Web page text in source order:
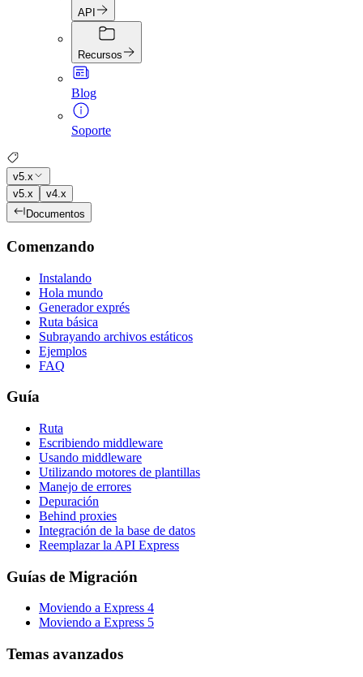
API
Recursos
Blog
Soporte
v5.x
v5.x
v4.x
Documentos
Comenzando
Instalando
Hola mundo
Generador exprés
Ruta básica
Subrayando archivos estáticos
Ejemplos
FAQ
Guía
Ruta
Escribiendo middleware
Usando middleware
Utilizando motores de plantillas
Manejo de errores
Depuración
Behind proxies
Integración de la base de datos
Reemplazar la API Express
Guías de Migración
Moviendo a Express 4
Moviendo a Express 5
Temas avanzados